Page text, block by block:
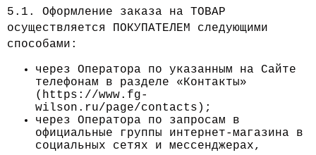
5.1. Оформление заказа на ТОВАР
осуществляется ПОКУПАТЕЛЕМ следующими
способами:
через Оператора по указанным на Сайте
телефонам в разделе «Контакты»
(https://www.fg-
wilson.ru/page/contacts);
через Оператора по запросам в
официальные группы интернет-магазина в
социальных сетях и мессенджерах,